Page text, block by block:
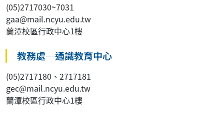
(05)2717030~7031
gaa@mail.ncyu.edu.tw
蘭潭校區行政中心1樓
教務處─通識教育中心
(05)2717180、2717181
gec@mail.ncyu.edu.tw
蘭潭校區行政中心1樓